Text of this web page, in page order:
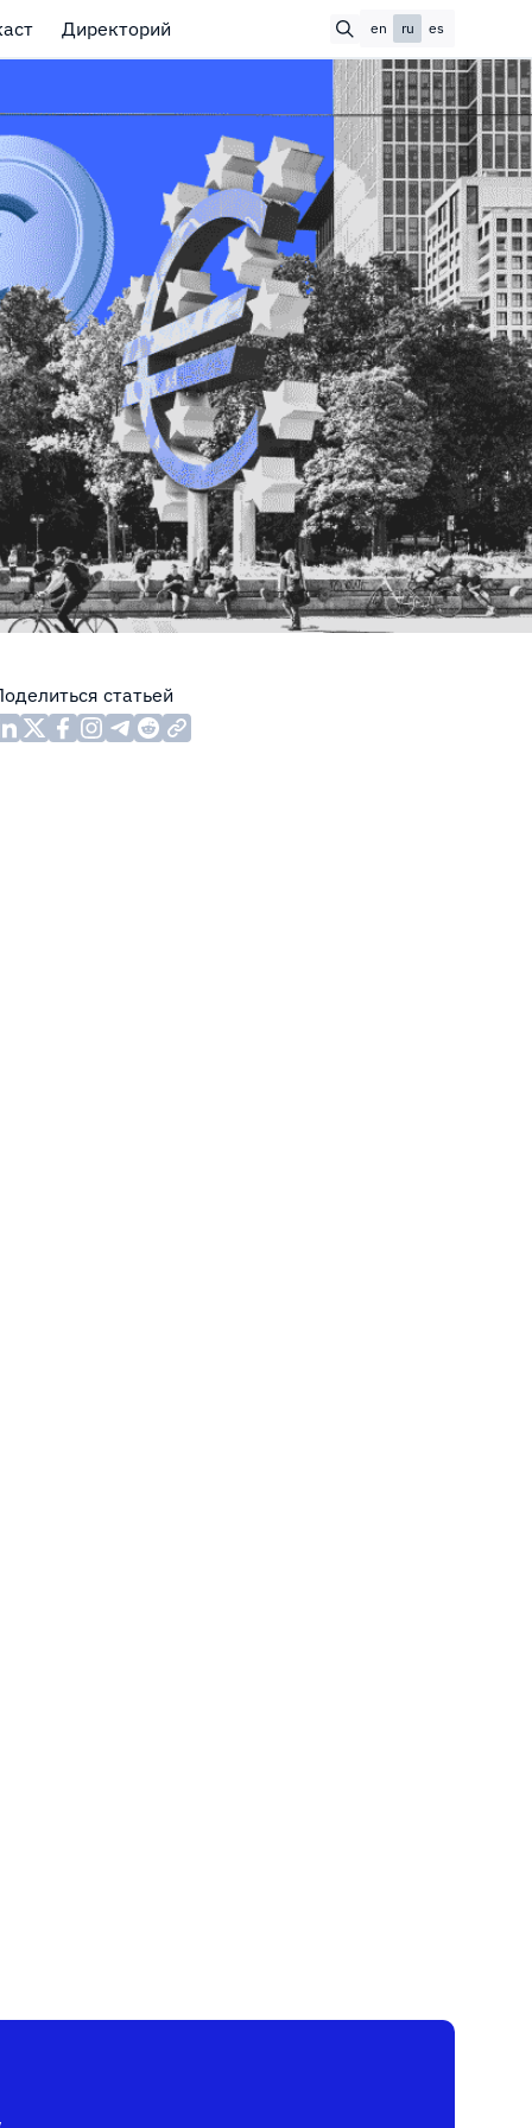
Директорий en ru es
статьей